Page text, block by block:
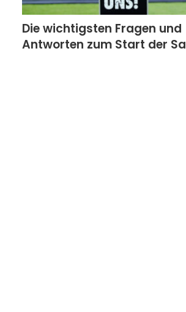
Die wichtigsten Fragen und
Antworten zum Start der